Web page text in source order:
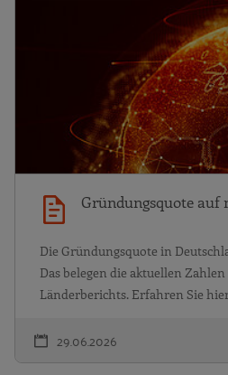
Gründungsquote auf
Die Gründungsquote in
Das belegen die aktuellen
Länderberichts. Erfahren Sie
29.06.2026